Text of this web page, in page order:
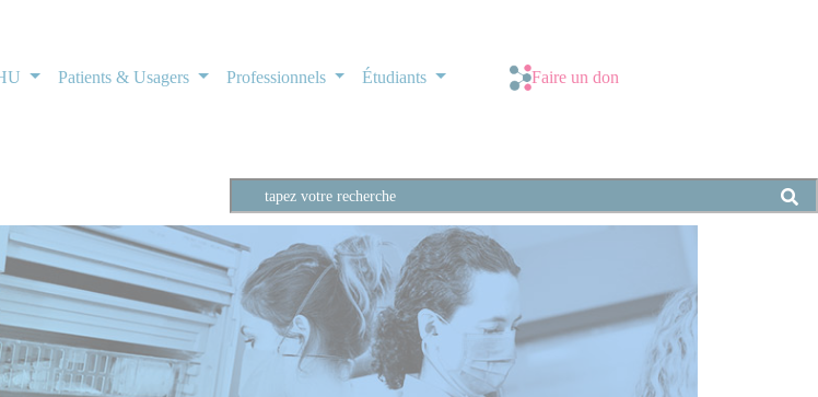
Patients & Usagers Professionnels Étudiants Faire un don